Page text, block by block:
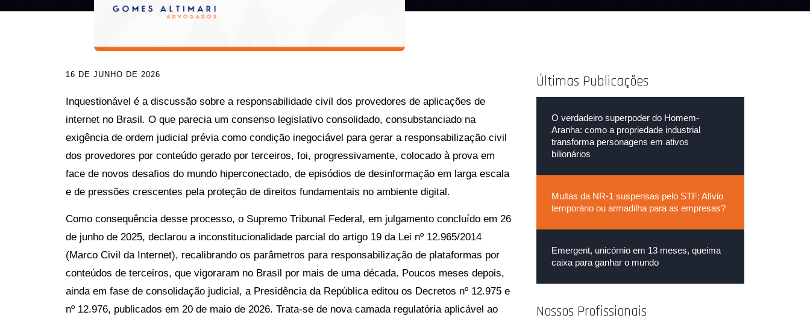
16 DE JUNHO DE 2026
Inquestionável é a discussão sobre a responsabilidade civil dos provedores de aplicações de
internet no Brasil. O que parecia um consenso legislativo consolidado, consubstanciado na
exigência de ordem judicial prévia como condição inegociável para gerar a responsabilização civil
dos provedores por conteúdo gerado por terceiros, foi, progressivamente, colocado à prova em
face de novos desafios do mundo hiperconectado, de episódios de desinformação em larga escala
e de pressões crescentes pela proteção de direitos fundamentais no ambiente digital.
Como consequência desse processo, o Supremo Tribunal Federal, em julgamento concluído em 26
de junho de 2025, declarou a inconstitucionalidade parcial do artigo 19 da Lei nº 12.965/2014
(Marco Civil da Internet), recalibrando os parâmetros para responsabilização de plataformas por
conteúdos de terceiros, que vigoraram no Brasil por mais de uma década. Poucos meses depois,
ainda em fase de consolidação judicial, a Presidência da República editou os Decretos nº 12.975 e
nº 12.976, publicados em 20 de maio de 2026. Trata-se de nova camada regulatória aplicável ao
Últimas Publicações
O verdadeiro superpoder do Homem-
Aranha: como a propriedade industrial
transforma personagens em ativos
bilionários
Multas da NR-1 suspensas pelo STF: Alívio
temporário ou armadilha para as empresas?
Emergent, unicórnio em 13 meses, queima
caixa para ganhar o mundo
Nossos Profissionais